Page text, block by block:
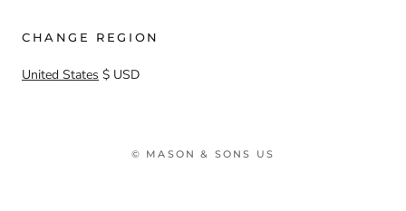
CHANGE REGION
United States $ USD
© MASON & SONS US